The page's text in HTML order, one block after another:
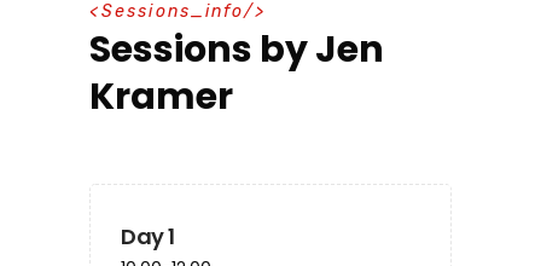
Sessions_info
Sessions by Jen
Kramer
Day 1